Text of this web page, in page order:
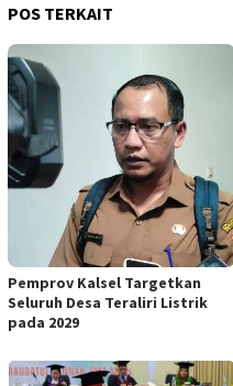
POS TERKAIT
Pemprov Kalsel Targetkan
Seluruh Desa Teraliri Listrik
pada 2029